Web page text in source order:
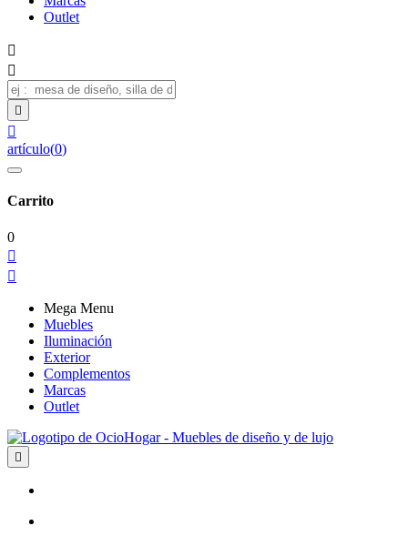
Outlet




artículo(0)
Carrito
0


Mega Menu
Muebles
Iluminación
Exterior
Complementos
Marcas
Outlet
